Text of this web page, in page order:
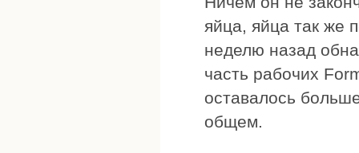
яйца, яйца так же
неделю назад
часть рабочих
оставалось
общем.